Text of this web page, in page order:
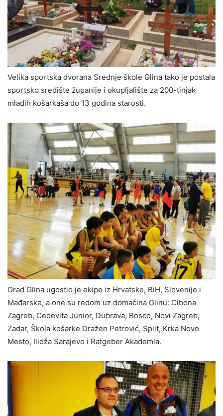
Velika sportska dvorana Srednje škole Glina tako je postala
sportsko središte županije i okupljalište za 200-tinjak
mladih košarkaša do 13 godina starosti.
Grad Glina ugostio je ekipe iz Hrvatske, BiH, Slovenije i
Mađarske, a one su redom uz domaćina Glinu: Cibona
Zagreb, Cedevita Junior, Dubrava, Bosco, Novi Zagreb,
Zadar, Škola košarke Dražen Petrović, Split, Krka Novo
Mesto, Ilidža Sarajevo i Ratgeber Akademia.